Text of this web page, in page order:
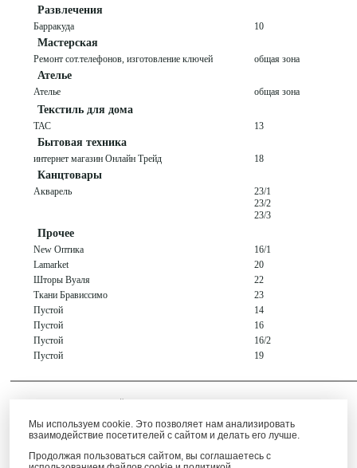
Развлечения
Барракуда 10
Мастерская
Ремонт сот.телефонов, изготовление ключей общая зона
Ателье
Ателье общая зона
Текстиль для дома
ТАС 13
Бытовая техника
интернет магазин Онлайн Трейд 18
Канцтовары
Акварель
23/1
23/2
23/3
Прочее
New Оптика
16/1
Lamarket
20
Шторы Вуаля
22
Ткани Брависсимо
23
Пустой
14
Пустой
16
Пустой
16/2
Пустой
19
Создание сайта —
Мы используем cookie. Это позволяет нам анализировать
взаимодействие посетителей с сайтом и делать его лучше.
Продолжая пользоваться сайтом, вы соглашаетесь с